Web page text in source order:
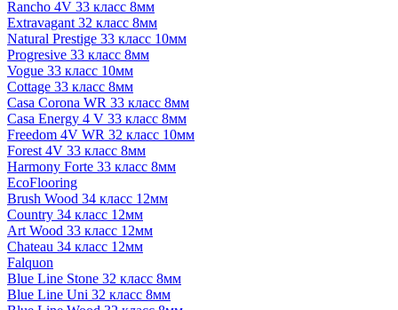
Rancho 4V 33 класс 8мм
Extravagant 32 класс 8мм
Natural Prestige 33 класс 10мм
Progresive 33 класс 8мм
Vogue 33 класс 10мм
Cottage 33 класс 8мм
Casa Corona WR 33 класс 8мм
Casa Energy 4 V 33 класс 8мм
Freedom 4V WR 32 класс 10мм
Forest 4V 33 класс 8мм
Harmony Forte 33 класс 8мм
EcoFlooring
Brush Wood 34 класс 12мм
Country 34 класс 12мм
Art Wood 33 класс 12мм
Chateau 34 класс 12мм
Falquon
Blue Line Stone 32 класс 8мм
Blue Line Uni 32 класс 8мм